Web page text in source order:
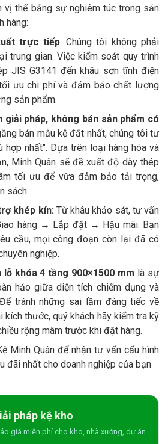
vị thế bằng sự nghiêm túc trong sản
hàng:
trực tiếp: Chúng tôi không phải
trung gian. Việc kiểm soát quy trình
JIS G3141 đến khâu sơn tĩnh điện
ưu chi phí và đảm bảo chất lượng
sản phẩm.
pháp, không bán sản phẩm có
bán mẫu kệ đắt nhất, chúng tôi tư
hợp nhất". Dựa trên loại hàng hóa và
Minh Quân sẽ đề xuất độ dày thép
tối ưu để vừa đảm bảo tải trọng,
sách.
khép kín: Từ khâu khảo sát, tư vấn
hàng → Lắp đặt → Hậu mãi. Bạn
cầu, mọi công đoạn còn lại đã có
nghiệp.
khóa 4 tầng 900×1500 mm là sự
hảo giữa diện tích chiếm dụng và
tránh những sai lầm đáng tiếc về
kích thước, quý khách hãy kiểm tra kỹ
rộng mâm trước khi đặt hàng.
Minh Quân để nhận tư vấn cấu hình
đãi nhất cho doanh nghiệp của bạn
pháp kệ kho
giá miễn phí cho kho, nhà xưởng, dự án